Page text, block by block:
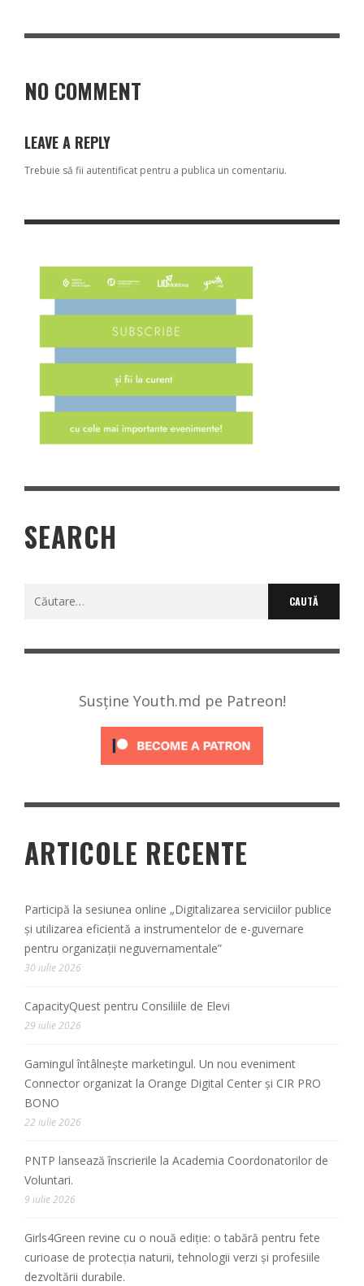
NO COMMENT
LEAVE A REPLY
Trebuie să fii autentificat pentru a publica un comentariu.
SEARCH
Caută
Susține Youth.md pe Patreon!
ARTICOLE RECENTE
Participă la sesiunea online „Digitalizarea serviciilor publice
și utilizarea eficientă a instrumentelor de e-guvernare
pentru organizații neguvernamentale”
30 iulie 2026
CapacityQuest pentru Consiliile de Elevi
29 iulie 2026
Gamingul întâlnește marketingul. Un nou eveniment
Connector organizat la Orange Digital Center și CIR PRO
BONO
22 iulie 2026
PNTP lansează înscrierile la Academia Coordonatorilor de
Voluntari.
9 iulie 2026
Girls4Green revine cu o nouă ediție: o tabără pentru fete
curioase de protecția naturii, tehnologii verzi și profesiile
dezvoltării durabile.